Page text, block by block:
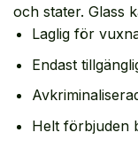
och stater. Glass
Laglig för
Endast
Helt förbjuden